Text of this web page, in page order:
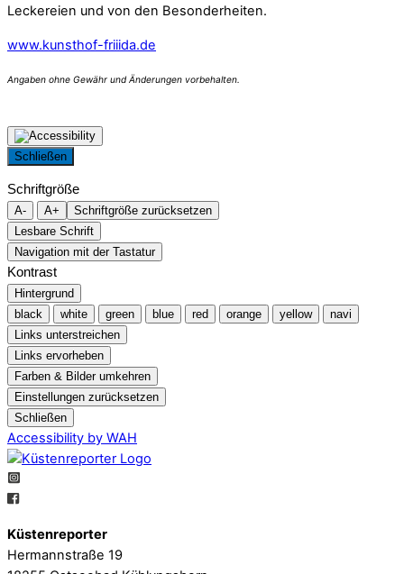
Leckereien und von den Besonderheiten.
www.kunsthof-friiida.de
Schließen
Schriftgröße
A- A+
Schriftgröße zurücksetzen
Lesbare Schrift
Navigation mit der Tastatur
Kontrast
Hintergrund
black
white green blue red orange yellow
navi
Links unterstreichen
Links ervorheben
Farben & Bilder umkehren
Einstellungen zurücksetzen
Schließen
Accessibility by WAH
Küstenreporter
Hermannstraße 19